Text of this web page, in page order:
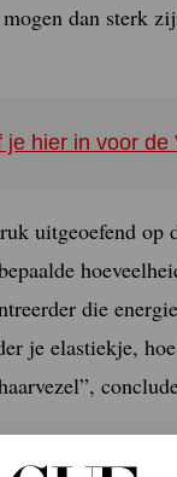
dan sterk
hier in voor de
uitgeoefend op
die
je elastiekje,